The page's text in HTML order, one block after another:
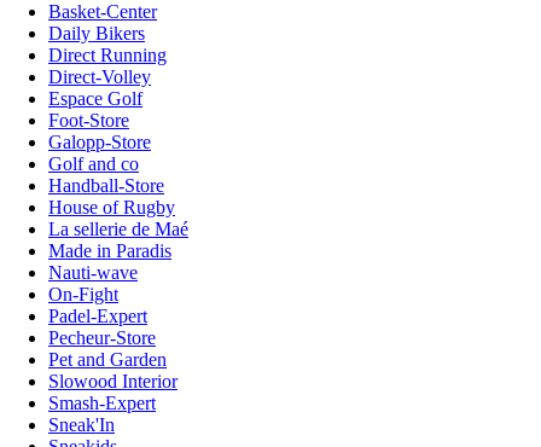
Basket-Center
Daily Bikers
Direct Running
Direct-Volley
Espace Golf
Foot-Store
Galopp-Store
Golf and co
Handball-Store
House of Rugby
La sellerie de Maé
Made in Paradis
Nauti-wave
On-Fight
Padel-Expert
Pecheur-Store
Pet and Garden
Slowood Interior
Smash-Expert
Sneak'In